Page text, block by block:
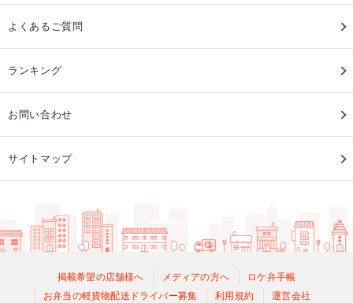
よくあるご質問
ランキング
お問い合わせ
サイトマップ
掲載希望の店舗様へ メディアの方へ
ロケ弁手帳
お弁当の軽貨物配送ドライバー募集
利用規約 運営会社